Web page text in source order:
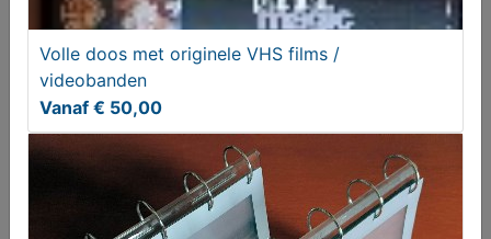
Volle doos met originele VHS films /
videobanden
Vanaf € 50,00